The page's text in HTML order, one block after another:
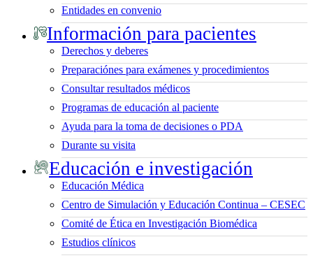
Entidades en convenio
Información para pacientes
Derechos y deberes
Preparaciónes para exámenes y procedimientos
Consultar resultados médicos
Programas de educación al paciente
Ayuda para la toma de decisiones o PDA
Durante su visita
Educación e investigación
Educación Médica
Centro de Simulación y Educación Continua – CESEC
Comité de Ética en Investigación Biomédica
Estudios clínicos